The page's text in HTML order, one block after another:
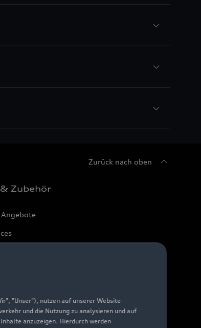
"Unser"), nutzen auf unserer Website
und die Nutzung zu analysieren und auf
anzuzeigen. Hierdurch werden
Zurück nach oben
Zubehör